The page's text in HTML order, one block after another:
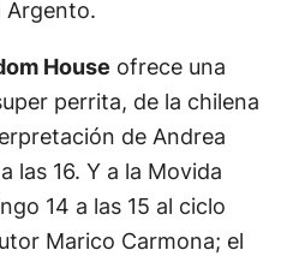
Argento.
House ofrece una
perrita, de la chilena
de Andrea
las 16. Y a la Movida
14 a las 15 al ciclo
Marico Carmona; el